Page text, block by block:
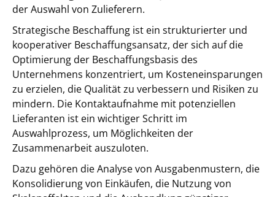
der Auswahl von Zulieferern.
Strategische Beschaffung ist ein strukturierter und
kooperativer Beschaffungsansatz, der sich auf die
Optimierung der Beschaffungsbasis des
Unternehmens konzentriert, um Kosteneinsparungen
zu erzielen, die Qualität zu verbessern und Risiken zu
mindern. Die Kontaktaufnahme mit potenziellen
Lieferanten ist ein wichtiger Schritt im
Auswahlprozess, um Möglichkeiten der
Zusammenarbeit auszuloten.
Dazu gehören die Analyse von Ausgabenmustern, die
Konsolidierung von Einkäufen, die Nutzung von